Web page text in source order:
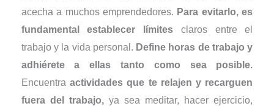
acecha a muchos emprendedores. Para evitarlo, es
fundamental establecer límites claros entre el
trabajo y la vida personal. Define horas de trabajo y
adhiérete a ellas tanto como sea posible.
Encuentra actividades que te relajen y recarguen
fuera del trabajo,ya sea meditar, hacer ejercicio,